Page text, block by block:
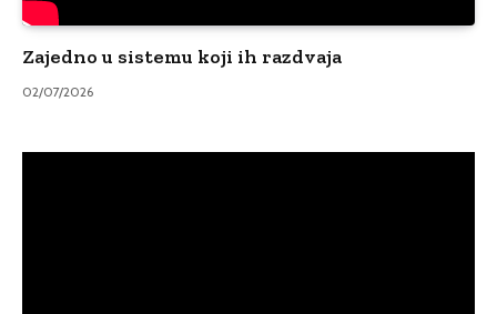
Zajedno u sistemu koji ih razdvaja
02/07/2026